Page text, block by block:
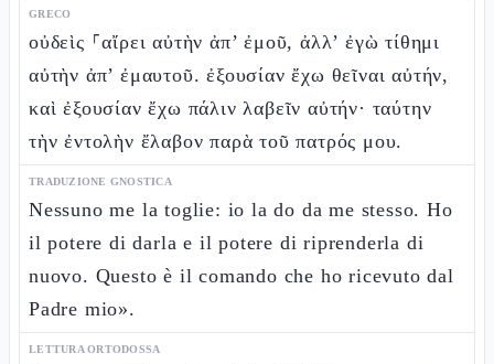
GRECO
οὐδεὶς ⸀αἴρει αὐτὴν ἀπ’ ἐμοῦ, ἀλλ’ ἐγὼ τίθημι
αὐτὴν ἀπ’ ἐμαυτοῦ. ἐξουσίαν ἔχω θεῖναι αὐτήν,
καὶ ἐξουσίαν ἔχω πάλιν λαβεῖν αὐτήν· ταύτην
τὴν ἐντολὴν ἔλαβον παρὰ τοῦ πατρός μου.
TRADUZIONE GNOSTICA
Nessuno me la toglie: io la do da me stesso. Ho
il potere di darla e il potere di riprenderla di
nuovo. Questo è il comando che ho ricevuto dal
Padre mio».
LETTURA ORTODOSSA